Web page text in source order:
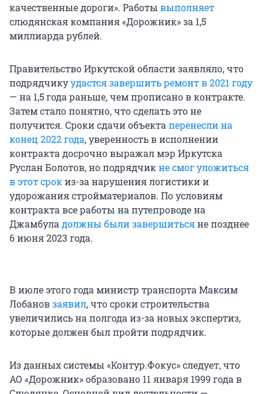
качественные дороги». Работы выполняет
слюдянская компания «Дорожник» за 1,5
миллиарда рублей.
Правительство Иркутской области заявляло, что
подрядчикуудастся завершить ремонт в 2021 году
— на 1,5 года раньше, чем прописано в контракте.
Затем стало понятно, что сделать это не
получится. Сроки сдачи объекта перенесли на
конец 2022 года, уверенность в исполнении
контракта досрочно выражал мэр Иркутска
Руслан Болотов, но подрядчикне смог уложиться
в этот срокиз-за нарушения логистики и
удорожания стройматериалов. По условиям
контракта все работы на путепроводе на
Джамбула должны были завершитьсяне позднее
6 июня 2023 года.
В июле этого года министр транспорта Максим
Лобановзаявил, что сроки строительства
увеличились на полгода из-за новых экспертиз,
которые должен был пройти подрядчик.
Из данных системы «Контур.Фокус» следует, что
АО «Дорожник» образовано 11 января 1999 года в